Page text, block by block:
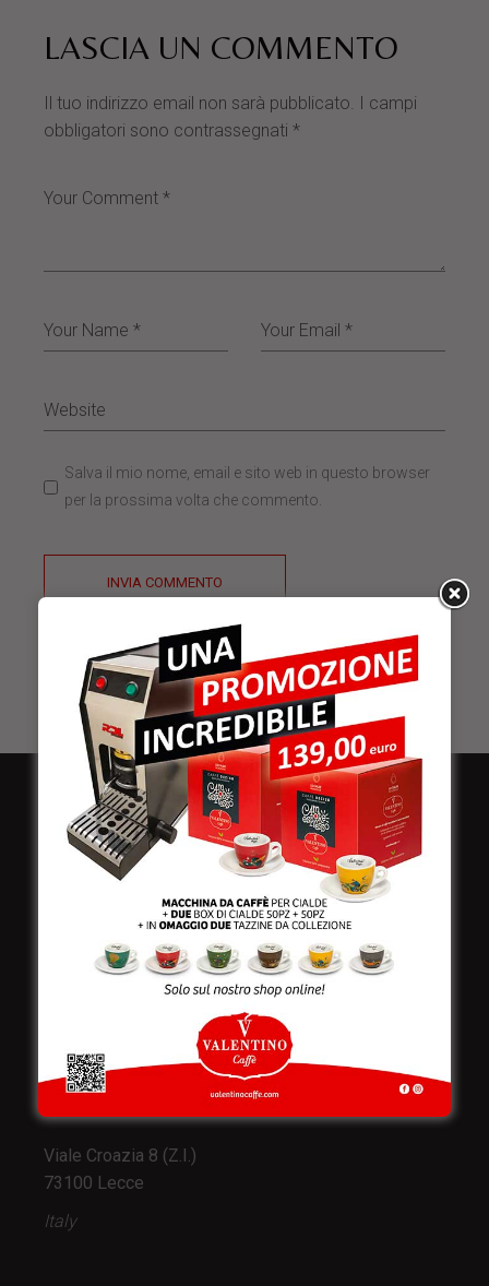
LASCIA UN COMMENTO
Il tuo indirizzo email non sarà pubblicato. I campi
obbligatori sono contrassegnati*
Salva il mio nome, email e sito web in questo browser
per la prossima volta che commento.
INVIA COMMENTO
Stabilimento
e produzione:
Viale Croazia 8 (Z.I.)
73100 Lecce
Italy